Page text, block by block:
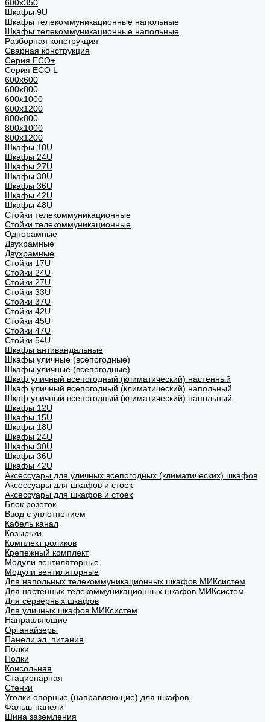
600x350
Шкафы 9U
Шкафы телекоммуникационные напольные
Шкафы телекоммуникационные напольные
Разборная конструкция
Сварная конструкция
Серия ECO+
Серия ECO L
600x600
600x800
600х1000
600х1200
800x800
800х1000
800х1200
Шкафы 18U
Шкафы 24U
Шкафы 27U
Шкафы 30U
Шкафы 36U
Шкафы 42U
Шкафы 48U
Стойки телекоммуникационные
Стойки телекоммуникационные
Однорамные
Двухрамные
Двухрамные
Стойки 17U
Стойки 24U
Стойки 27U
Стойки 33U
Стойки 37U
Стойки 42U
Стойки 45U
Стойки 47U
Стойки 54U
Шкафы антивандальные
Шкафы уличные (всепогодные)
Шкафы уличные (всепогодные)
Шкаф уличный всепогодный (климатический) настенный
Шкаф уличный всепогодный (климатический) напольный
Шкаф уличный всепогодный (климатический) напольный
Шкафы 12U
Шкафы 15U
Шкафы 18U
Шкафы 24U
Шкафы 30U
Шкафы 36U
Шкафы 42U
Аксессуары для уличных всепогодных (климатических) шкафов
Аксессуары для шкафов и стоек
Аксессуары для шкафов и стоек
Блок розеток
Ввод с уплотнением
Кабель канал
Козырьки
Комплект роликов
Крепежный комплект
Модули вентиляторные
Модули вентиляторные
Для напольных телекоммуникационных шкафов МИКсистем
Для настенных телекоммуникационных шкафов МИКсистем
Для серверных шкафов
Для уличных шкафов МИКсистем
Направляющие
Органайзеры
Панели эл. питания
Полки
Полки
Консольная
Стационарная
Стенки
Уголки опорные (направляющие) для шкафов
Фальш-панели
Шина заземления